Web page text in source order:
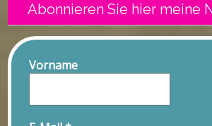
Abonnieren Sie hier meine
Vorname